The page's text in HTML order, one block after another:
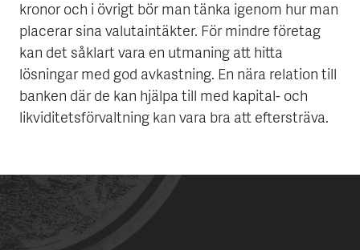
kronor och i övrigt bör man tänka igenom hur man
placerar sina valutaintäkter. För mindre företag
kan det såklart vara en utmaning att hitta
lösningar med god avkastning. En nära relation till
banken där de kan hjälpa till med kapital- och
likviditetsförvaltning kan vara bra att eftersträva.